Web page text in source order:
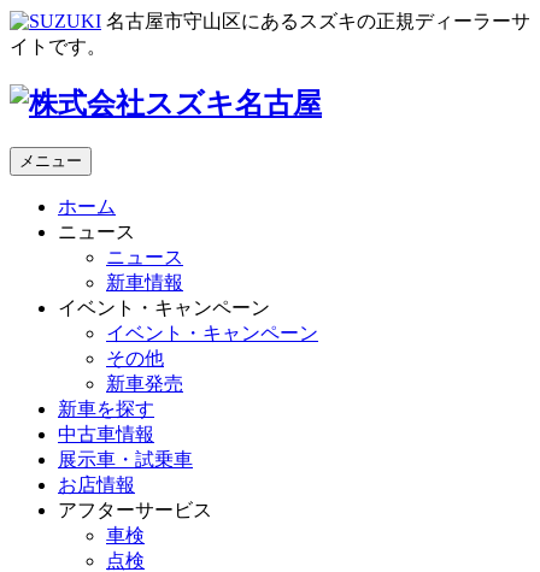
名古屋市守山区にあるスズキの正規ディーラーサ
イトです。
メニュー
ホーム
ニュース
ニュース
新車情報
イベント・キャンペーン
イベント・キャンペーン
その他
新車発売
新車を探す
中古車情報
展示車・試乗車
お店情報
アフターサービス
車検
点検